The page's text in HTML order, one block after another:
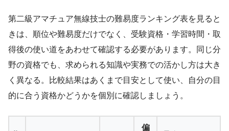
第二級アマチュア無線技士の難易度ランキング表を見ると
きは、順位や難易度だけでなく、受験資格・学習時間・取
得後の使い道をあわせて確認する必要があります。同じ分
野の資格でも、求められる知識や実務での活かし方は大き
く異なる。比較結果はあくまで目安として使い、自分の目
的に合う資格かどうかを個別に確認しましょう。
偏